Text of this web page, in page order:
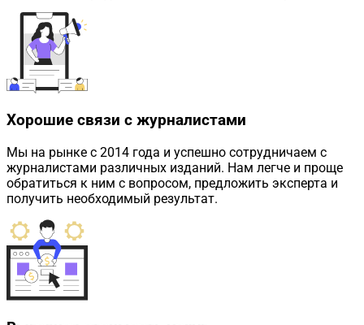
Хорошие связи с журналистами
Мы на рынке с 2014 года и успешно сотрудничаем с
журналистами различных изданий. Нам легче и проще
обратиться к ним с вопросом, предложить эксперта и
получить необходимый результат.